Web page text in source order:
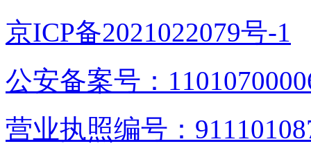
京ICP备2021022079号-1
公安备案号：
营业执照编号：